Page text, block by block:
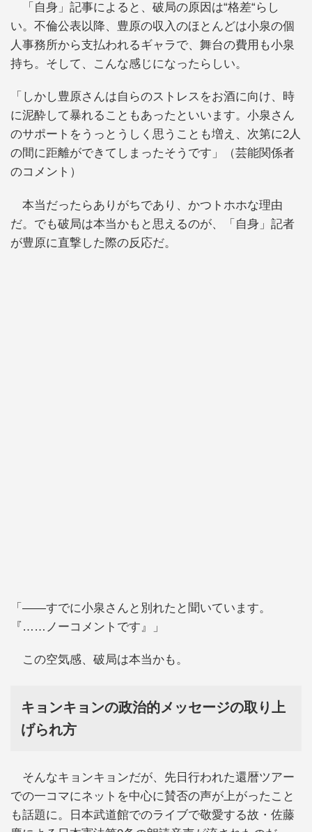
「自身」記事によると、破局の原因は“格差“らし
い。不倫公表以降、豊原の収入のほとんどは小泉の個
人事務所から支払われるギャラで、舞台の費用も小泉
持ち。そして、こんな感じになったらしい。
「しかし豊原さんは自らのストレスをお酒に向け、時
に泥酔して暴れることもあったといいます。小泉さん
のサポートをうっとうしく思うことも増え、次第に2人
の間に距離ができてしまったそうです」（芸能関係者
のコメント）
本当だったらありがちであり、かつトホホな理由
だ。でも破局は本当かもと思えるのが、「自身」記者
が豊原に直撃した際の反応だ。
「――すでに小泉さんと別れたと聞いています。
『……ノーコメントです』」
この空気感、破局は本当かも。
キョンキョンの政治的メッセージの取り上
げられ方
そんなキョンキョンだが、先日行われた還暦ツアー
での一コマにネットを中心に賛否の声が上がったこと
も話題に。日本武道館でのライブで敬愛する故・佐藤